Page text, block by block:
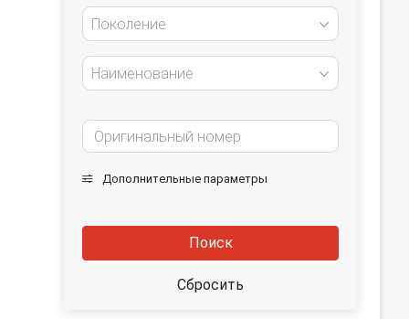
Поколение
Наименование
Дополнительные параметры
Поиск
Сбросить